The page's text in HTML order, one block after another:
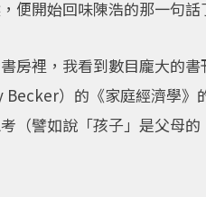
便開始回味陳浩的那一句話
房裡，我看到數目龐大的
）的《家庭經濟學
（譬如說「孩子」是父母